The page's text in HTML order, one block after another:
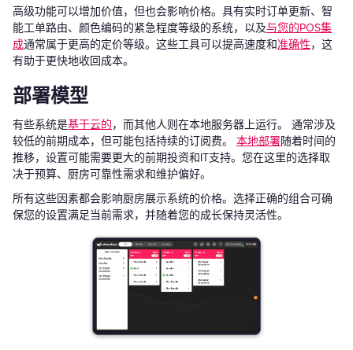
高级功能可以增加价值，但也会影响价格。具有实时订单更新、智
能工单路由、颜色编码的紧急程度等级的系统，以及与您的POS集
成通常属于更高的定价等级。这些工具可以提高速度和准确性，这
有助于更快地收回成本。
部署模型
有些系统是基于云的，而其他人则在本地服务器上运行。 通常涉及
较低的前期成本，但可能包括持续的订阅费。 本地部署随着时间的
推移，设置可能需要更大的前期投资和IT支持。您在这里的选择取
决于预算、厨房可靠性需求和维护偏好。
所有这些因素都会影响厨房展示系统的价格。选择正确的组合可确
保您的设置满足当前需求，并随着您的成长保持灵活性。